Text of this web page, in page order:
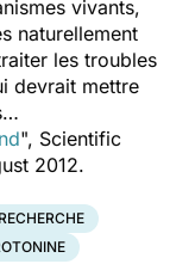
vivants,
naturellement
les troubles
devrait mettre
", Scientific
2012.
RECHERCHE